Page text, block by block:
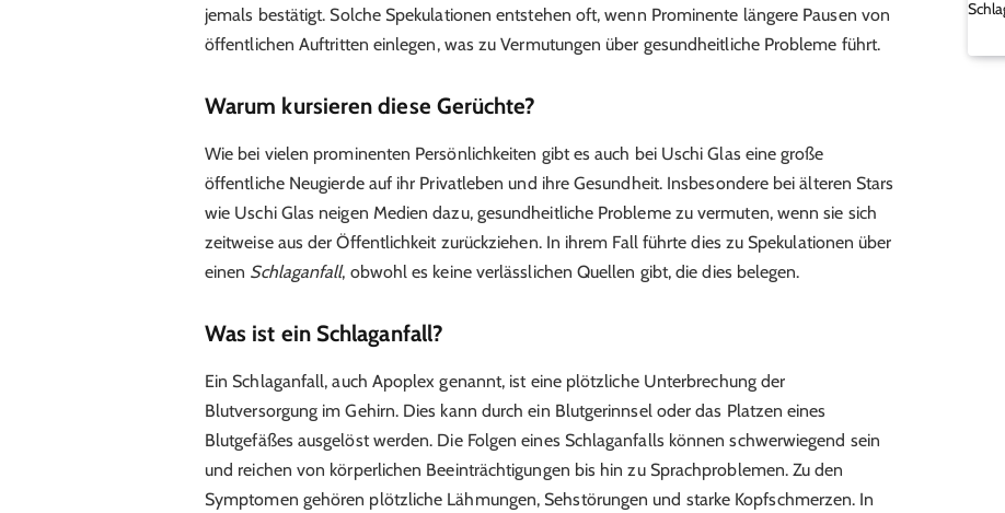
jemals bestätigt. Solche Spekulationen entstehen oft, wenn Prominente längere Pausen von
öffentlichen Auftritten einlegen, was zu Vermutungen über gesundheitliche Probleme führt.
Warum kursieren diese Gerüchte?
Wie bei vielen prominenten Persönlichkeiten gibt es auch bei Uschi Glas eine große
öffentliche Neugierde auf ihr Privatleben und ihre Gesundheit. Insbesondere bei älteren Stars
wie Uschi Glas neigen Medien dazu, gesundheitliche Probleme zu vermuten, wenn sie sich
zeitweise aus der Öffentlichkeit zurückziehen. In ihrem Fall führte dies zu Spekulationen über
einen Schlaganfall, obwohl es keine verlässlichen Quellen gibt, die dies belegen.
Was ist ein Schlaganfall?
Ein Schlaganfall, auch Apoplex genannt, ist eine plötzliche Unterbrechung der
Blutversorgung im Gehirn. Dies kann durch ein Blutgerinnsel oder das Platzen eines
Blutgefäßes ausgelöst werden. Die Folgen eines Schlaganfalls können schwerwiegend sein
und reichen von körperlichen Beeinträchtigungen bis hin zu Sprachproblemen. Zu den
Symptomen gehören plötzliche Lähmungen, Sehstörungen und starke Kopfschmerzen. In